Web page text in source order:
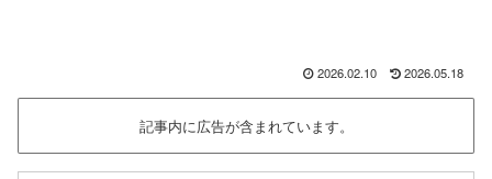
2026.02.10 2026.05.18
記事内に広告が含まれています。